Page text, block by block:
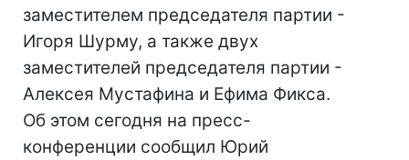
заместителем председателя партии -
Игоря Шурму, а также двух
заместителей председателя партии -
Алексея Мустафина и Ефима Фикса.
Об этом сегодня на пресс-
конференции сообщил Юрий